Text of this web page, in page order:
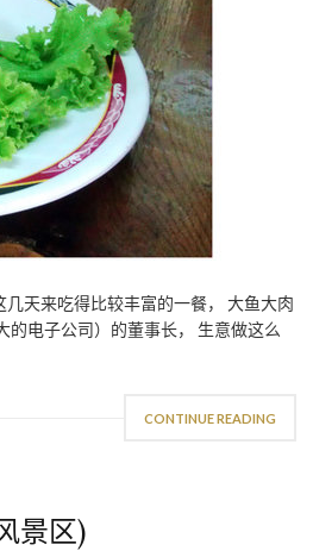
天来吃得比较丰富的一餐， 大鱼大肉
的电子公司）的董事长， 生意做这么
CONTINUE READING
景区)